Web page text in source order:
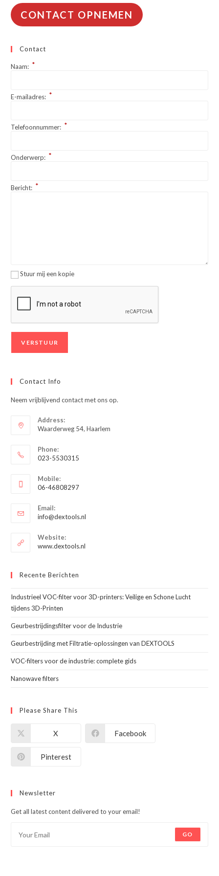
CONTACT OPNEMEN
Contact
Naam: *
E-mailadres: *
Telefoonnummer: *
Onderwerp: *
Bericht: *
Stuur mij een kopie
Contact Info
Neem vrijblijvend contact met ons op.
Address:
Waarderweg 54, Haarlem
Phone:
023-5530315
in
je
toepassing
Mobile:
06-46808297
in
je
toepassing
Email:
info@dextools.nl
Website:
www.dextools.nl
Recente Berichten
Industrieel VOC-filter voor 3D-printers: Veilige en Schone Lucht
tijdens 3D-Printen
Geurbestrijdingsfilter voor de Industrie
Geurbestrijding met Filtratie-oplossingen van DEXTOOLS
VOC-filters voor de industrie: complete gids
Nanowave filters
Please Share This
X Facebook
Pinterest
Newsletter
Get all latest content delivered to your email!
GO